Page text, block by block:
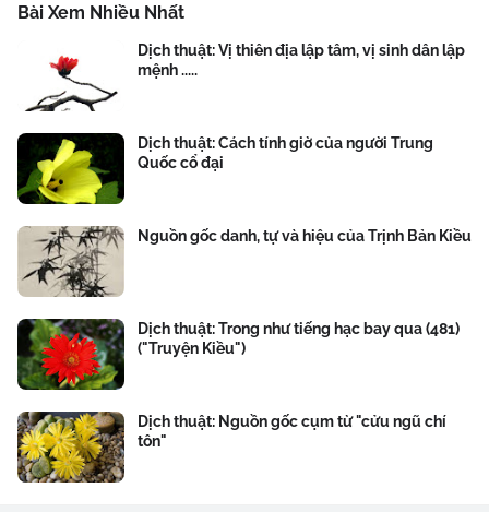
Bài Xem Nhiều Nhất
Dịch thuật: Vị thiên địa lập tâm, vị sinh dân lập
mệnh .....
Dịch thuật: Cách tính giờ của người Trung
Quốc cổ đại
Nguồn gốc danh, tự và hiệu của Trịnh Bản Kiều
Dịch thuật: Trong như tiếng hạc bay qua (481)
("Truyện Kiều")
Dịch thuật: Nguồn gốc cụm từ "cửu ngũ chí
tôn"